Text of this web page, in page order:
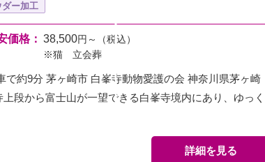
ダー加工
価格： 38,500円～（税込）
※猫 立会葬
約9分 茅ヶ崎市 白峯寺動物愛護の会 神奈川県茅ヶ崎
段から富士山が一望できる白峯寺境内にあり、ゆっく
詳細を見る